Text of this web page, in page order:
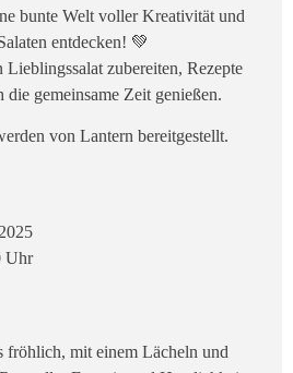
bunte Welt voller Kreativität und
entdecken! 💚
Lieblingssalat zubereiten, Rezepte
die gemeinsame Zeit genießen.
von Lantern bereitgestellt.
Uhr
fröhlich, mit einem Lächeln und